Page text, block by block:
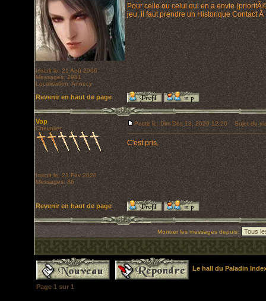
Inscrit le: 21 Aoû 2006
Messages: 2981
Localisation: Annecy
Pour celle ou celui qui en a envie
jeu, il faut prendre un Historique Contact
Revenir en haut de page
Vop
Chevalier
Inscrit le: 23 Fév 2020
Messages: 86
Posté le: Dim Déc 13, 2020 12:20 Sujet du
C'est pris.
Revenir en haut de page
Montrer les messages depuis:
Le hall du Paladin
Page 1 sur 1